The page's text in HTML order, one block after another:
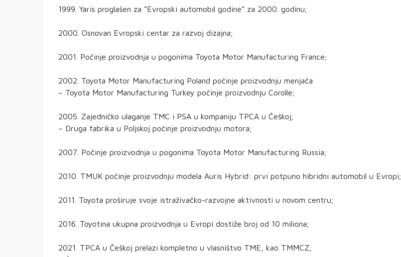
1999. Yaris proglašen za “Evropski automobil godine” za 2000. godinu;
2000. Osnovan Evropski centar za razvoj dizajna;
2001. Počinje proizvodnja u pogonima Toyota Motor Manufacturing France;
2002. Toyota Motor Manufacturing Poland počinje proizvodnju menjača
– Toyota Motor Manufacturing Turkey počinje proizvodnju Corolle;
2005. Zajedničko ulaganje TMC i PSA u kompaniju TPCA u Češkoj;
– Druga fabrika u Poljskoj počinje proizvodnju motora;
2007. Počinje proizvodnja u pogonima Toyota Motor Manufacturing Russia;
2010. TMUK počinje proizvodnju modela Auris Hybrid: prvi potpuno hibridni automobil u Evropi;
2011. Toyota proširuje svoje istraživačko-razvojne aktivnosti u novom centru;
2016. Toyotina ukupna proizvodnja u Evropi dostiže broj od 10 miliona;
2021. TPCA u Češkoj prelazi kompletno u vlasništvo TME, kao TMMCZ;